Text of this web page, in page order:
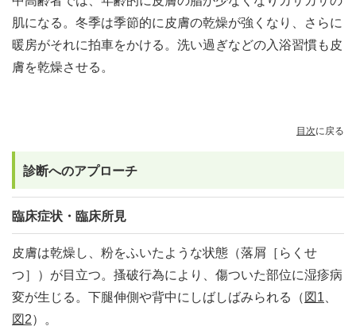
肌になる。冬季は季節的に皮膚の乾燥が強くなり、さらに
暖房がそれに拍車をかける。洗い過ぎなどの入浴習慣も皮
膚を乾燥させる。
目次に戻る
診断へのアプローチ
臨床症状・臨床所見
皮膚は乾燥し、粉をふいたような状態（落屑［らくせ
つ］）が目立つ。搔破行為により、傷ついた部位に湿疹病
変が生じる。下腿伸側や背中にしばしばみられる（ 図1
図2）。